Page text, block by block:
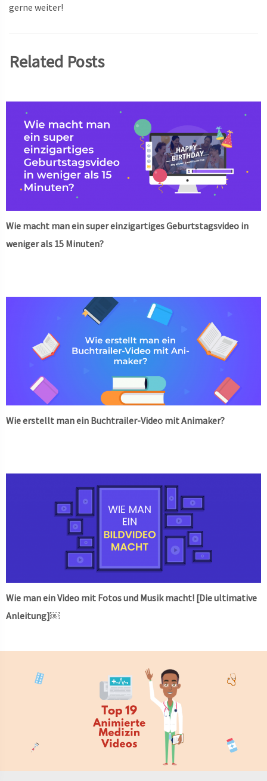
gerne weiter!
Related Posts
Wie macht man ein super einzigartiges Geburtstagsvideo in
weniger als 15 Minuten?
Wie erstellt man ein Buchtrailer-Video mit Animaker?
Wie man ein Video mit Fotos und Musik macht! [Die ultimative
Anleitung]￼